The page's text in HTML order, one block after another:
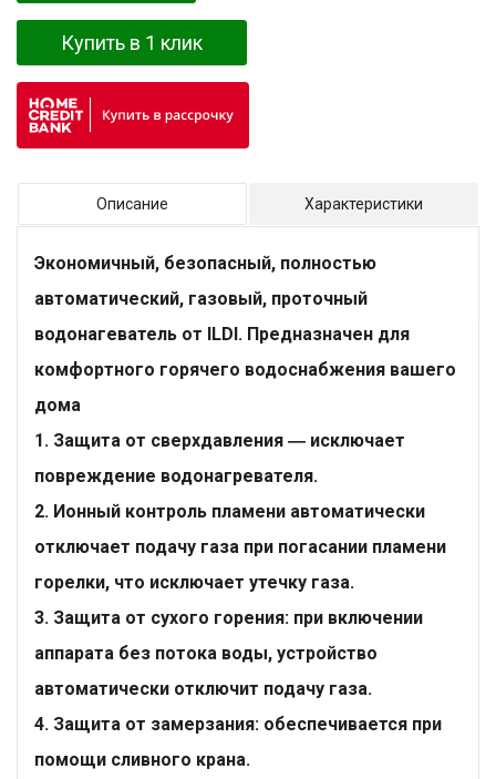
Купить в 1 клик
Описание Характеристики
Экономичный, безопасный, полностью
автоматический, газовый, проточный
водонагеватель от ILDI. Предназначен для
комфортного горячего водоснабжения вашего
дома
1. Защита от сверхдавления ― исключает
повреждение водонагревателя.
2. Ионный контроль пламени автоматически
отключает подачу газа при погасании пламени
горелки, что исключает утечку газа.
3. Защита от сухого горения: при включении
аппарата без потока воды, устройство
автоматически отключит подачу газа.
4. Защита от замерзания: обеспечивается при
помощи сливного крана.